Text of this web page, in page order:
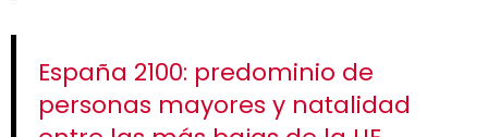
España 2100: predominio de
personas mayores y natalidad